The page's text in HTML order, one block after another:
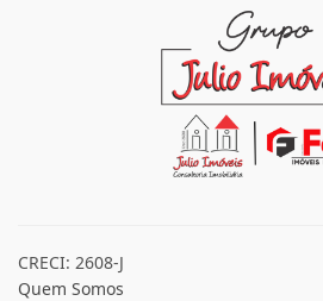
CRECI: 2608-J
Quem Somos